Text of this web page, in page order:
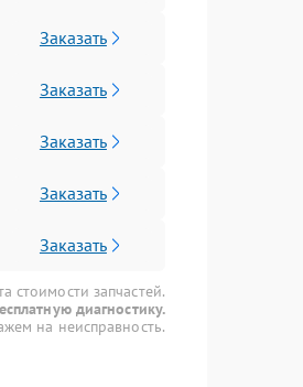
Заказать
Заказать
Заказать
Заказать
Заказать
стоимости запчастей.
диагностику.
на неисправность.